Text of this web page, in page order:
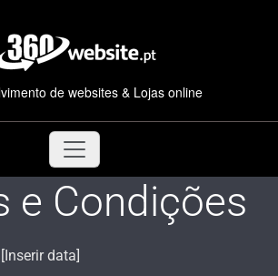
de websites & Lojas online
e Condições
[Inserir data]